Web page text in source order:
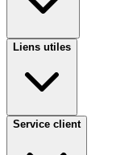
Liens utiles
Service client